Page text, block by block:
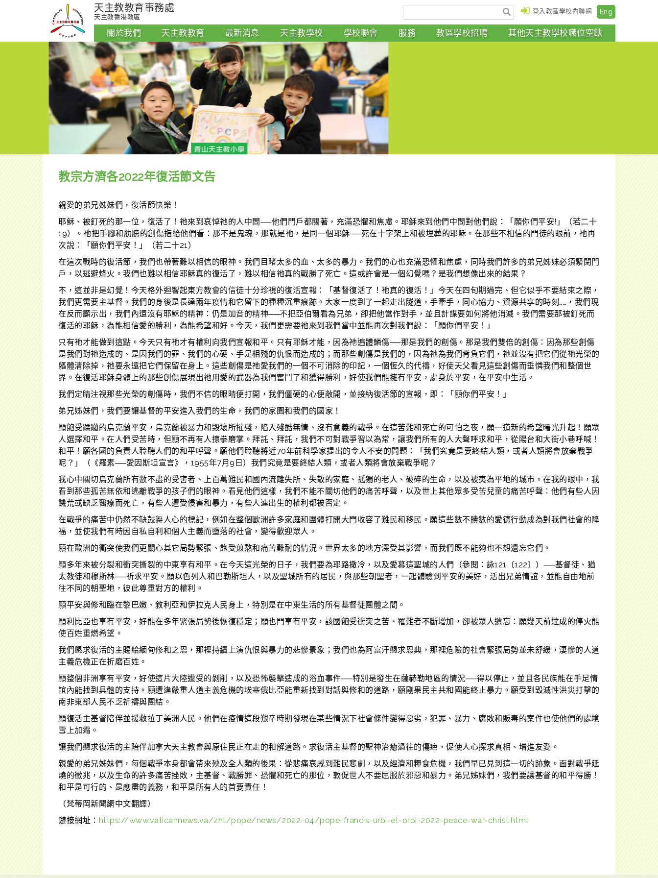
登入教區學校內聯網 Eng
天主教教育事務處
天主教香港教區
關於我們 天主教教育 最新消息 天主教學校 學校聯會 服務 教區學校招聘 其他天主教學校職位空缺
教宗方濟各2022年復活節文告
親愛的弟兄姊妹們，復活節快樂！
耶穌、被釘死的那一位，復活了！祂來到哀悼祂的人中間──他們門戶都關著，充滿恐懼和焦慮。耶穌來到他們中間對他們說：「願你們平安!」（若二十
19）。祂把手腳和肋膀的創傷指給他們看：那不是鬼魂，那就是祂，是同一個耶穌──死在十字架上和被埋葬的耶穌。在那些不相信的門徒的眼前，祂再
次說：「願你們平安！」（若二十21）
在這次戰時的復活節，我們也帶著難以相信的眼神。我們目睹太多的血、太多的暴力。我們的心也充滿恐懼和焦慮，同時我們許多的弟兄姊妹必須緊閉門
戶，以逃避烽火。我們也難以相信耶穌真的復活了，難以相信祂真的戰勝了死亡。這或許會是一個幻覺嗎？是我們想像出來的結果？
不，這並非是幻覺！今天格外迴響起東方教會的信徒十分珍視的復活宣報：「基督復活了！祂真的復活！」今天在四旬期過完、但它似乎不要結束之際，
我們更需要主基督。我們的身後是長達兩年疫情和它留下的種種沉重痕跡。大家一度到了一起走出隧道，手牽手，同心協力、資源共享的時刻……，我們現
在反而顯示出，我們內還沒有耶穌的精神：仍是加音的精神──不把亞伯爾看為兄弟，卻把他當作對手，並且計謀要如何將他消滅。我們需要那被釘死而
復活的耶穌，為能相信愛的勝利，為能希望和好。今天，我們更需要祂來到我們當中並能再次對我們說：「願你們平安！」
只有祂才能做到這點。今天只有祂才有權利向我們宣報和平。只有耶穌才能，因為祂遍體鱗傷──那是我們的創傷。那是我們雙倍的創傷：因為那些創傷
是我們對祂造成的、是因我們的罪、我們的心硬、手足相殘的仇恨而造成的；而那些創傷是我們的，因為祂為我們背負它們，祂並沒有把它們從祂光榮的
軀體清除掉，祂要永遠把它們保留在身上。這些創傷是祂愛我們的一個不可消除的印記，一個恆久的代禱，好使天父看見這些創傷而垂憐我們和整個世
界。在復活耶穌身體上的那些創傷展現出祂用愛的武器為我們奮鬥了和獲得勝利，好使我們能擁有平安，處身於平安，在平安中生活。
我們定睛注視那些光榮的創傷時，我們不信的眼晴便打開，我們僵硬的心便敞開，並接納復活節的宣報，即：「願你們平安！」
弟兄姊妹們，我們要讓基督的平安進入我們的生命，我們的家園和我們的國家！
願飽受蹂躪的烏克蘭平安，烏克蘭被暴力和毀壞所摧殘，陷入殘酷無情、沒有意義的戰爭。在這苦難和死亡的可怕之夜，願一道新的希望曙光升起！願眾
人選擇和平。在人們受苦時，但願不再有人擦拳磨掌。拜託、拜託，我們不可對戰爭習以為常，讓我們所有的人大聲呼求和平，從陽台和大街小巷呼喊！
和平！願各國的負責人聆聽人們的和平呼聲。願他們聆聽將近70年前科學家提出的令人不安的問題：「我們究竟是要終結人類，或者人類將會放棄戰爭
呢？」（《羅素──愛因斯坦宣言》，1955年7月9日）我們究竟是要終結人類，或者人類將會放棄戰爭呢？
我心中關切烏克蘭所有數不盡的受害者、上百萬難民和國內流離失所、失散的家庭、孤獨的老人、破碎的生命，以及被夷為平地的城市。在我的眼中，我
看到那些孤苦無依和逃離戰爭的孩子們的眼神。看見他們這樣，我們不能不關切他們的痛苦呼聲，以及世上其他眾多受苦兒童的痛苦呼聲：他們有些人因
饑荒或缺乏醫療而死亡，有些人遭受侵害和暴力，有些人連出生的權利都被否定。
在戰爭的痛苦中仍然不缺鼓舞人心的標記，例如在整個歐洲許多家庭和團體打開大門收容了難民和移民。願這些數不勝數的愛德行動成為對我們社會的降
福，並使我們有時因自私自利和個人主義而墮落的社會，變得歡迎眾人。
願在歐洲的衝突使我們更關心其它局勢緊張、飽受煎熬和痛苦難耐的情況。世界太多的地方深受其影響，而我們既不能夠也不想遺忘它們。
願多年來被分裂和衝突撕裂的中東享有和平。在今天這光榮的日子，我們要為耶路撒冷，以及愛慕這聖城的人們（參閱：詠121〔122〕）──基督徒、猶
太教徒和穆斯林──祈求平安。願以色列人和巴勒斯坦人，以及聖城所有的居民，與那些朝聖者，一起體驗到平安的美好，活出兄弟情誼，並能自由地前
往不同的朝聖地，彼此尊重對方的權利。
願平安與修和臨在黎巴嫩、敘利亞和伊拉克人民身上，特別是在中東生活的所有基督徒團體之間。
願利比亞也享有平安，好能在多年緊張局勢後恢復穩定；願也門享有平安，該國飽受衝突之苦、罹難者不斷增加，卻被眾人遺忘：願幾天前達成的停火能
使百姓重燃希望。
我們懇求復活的主賜給緬甸修和之恩，那裡持續上演仇恨與暴力的悲慘景象；我們也為阿富汗懇求恩典，那裡危險的社會緊張局勢並未舒緩，淒慘的人道
主義危機正在折磨百姓。
願整個非洲享有平安，好使這片大陸遭受的剝削，以及恐怖襲擊造成的浴血事件──特別是發生在薩赫勒地區的情況──得以停止，並且各民族能在手足情
誼內能找到具體的支持。願遭逢嚴重人道主義危機的埃塞俄比亞能重新找到對話與修和的道路，願剛果民主共和國能終止暴力。願受到毀滅性洪災打擊的
南非東部人民不乏祈禱與團結。
願復活主基督陪伴並援救拉丁美洲人民。他們在疫情這段艱辛時期發現在某些情況下社會條件變得惡劣，犯罪、暴力、腐敗和販毒的案件也使他們的處境
雪上加霜。
讓我們懇求復活的主陪伴加拿大天主教會與原住民正在走的和解道路。求復活主基督的聖神治癒過往的傷疤，促使人心探求真相、增進友愛。
親愛的弟兄姊妹們，每個戰爭本身都會帶來殃及全人類的後果：從悲痛哀戚到難民悲劇，以及經濟和糧食危機，我們早已見到這一切的跡象。面對戰爭延
燒的徵兆，以及生命的許多痛苦挫敗，主基督、戰勝罪、恐懼和死亡的那位，敦促世人不要屈服於邪惡和暴力。弟兄姊妹們，我們要讓基督的和平得勝！
和平是可行的、是應盡的義務，和平是所有人的首要責任！
（梵蒂岡新聞網中文翻譯）
鏈接網址： https://www.vaticannews.va/zht/pope/news/2022-04/pope-francis-urbi-et-orbi-2022-peace-war-christ.html